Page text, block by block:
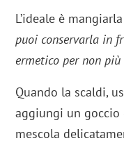
L’ideale è
puoi conservarla in
ermetico per non
Quando la scaldi,
aggiungi un goccio
mescola